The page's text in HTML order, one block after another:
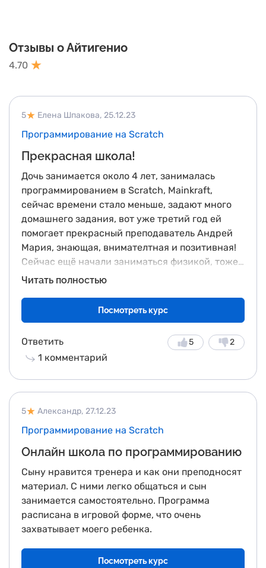
Отзывы о Айтигенио
4.70
5 25.12.23
Елена Шпакова,
Программирование на Scratch
Прекрасная школа!
Дочь занимается около 4 лет, занималась
программированием в Scratch, Mainkraft,
сейчас времени стало меньше, задают много
домашнего задания, вот уже третий год ей
помогает прекрасный преподаватель Андрей
Мария, знающая, внимателтная и позитивная!
Сейчас ещё начали заниматься физикой, тоже
нравится, дочка занимается с удовольствием!
вежливость, быстрое решение вопросов,
организация учебного процесса, расписания,
Читать полностью
Посмотреть курс
Ответить
1 комментарий
2
5
5 27.12.23
Александр,
Программирование на Scratch
Онлайн школа по программированию
Сыну нравится тренера и как они преподносят
материал. С ними легко общаться и сын
занимается самостоятельно. Программа
расписана в игровой форме, что очень
захватывает моего ребенка.
Посмотреть курс